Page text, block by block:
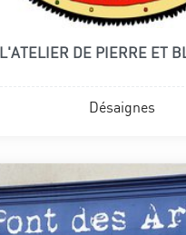
L'ATELIER DE PIERRE ET
Désaignes